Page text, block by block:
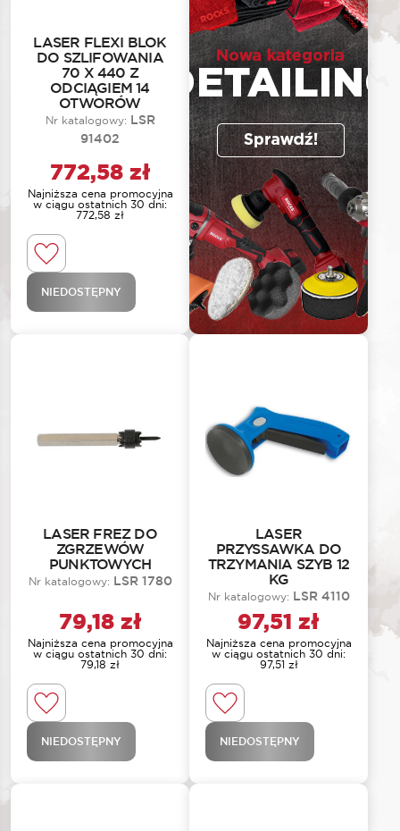
LASER FLEXI BLOK
DO SZLIFOWANIA
70 X 440 Z
ODCIĄGIEM 14
OTWORÓW
Nr katalogowy: LSR
91402
772,58 zł
Najniższa cena promocyjna
w ciągu ostatnich 30 dni:
772,58 zł
NIEDOSTĘPNY
LASER FREZ DO
ZGRZEWÓW
PUNKTOWYCH
Nr katalogowy: LSR 1780
79,18 zł
Najniższa cena promocyjna
w ciągu ostatnich 30 dni:
79,18 zł
NIEDOSTĘPNY
LASER
PRZYSSAWKA DO
TRZYMANIA SZYB 12
KG
Nr katalogowy: LSR 4110
97,51 zł
Najniższa cena promocyjna
w ciągu ostatnich 30 dni:
97,51 zł
NIEDOSTĘPNY